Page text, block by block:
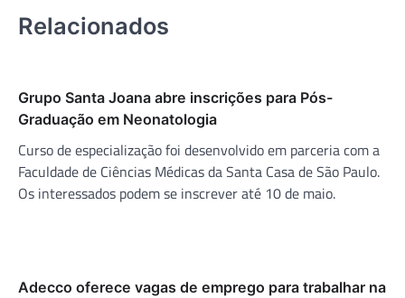
Relacionados
Grupo Santa Joana abre inscrições para Pós-
Graduação em Neonatologia
Curso de especialização foi desenvolvido em parceria com a
Faculdade de Ciências Médicas da Santa Casa de São Paulo.
Os interessados podem se inscrever até 10 de maio.
Adecco oferece vagas de emprego para trabalhar na